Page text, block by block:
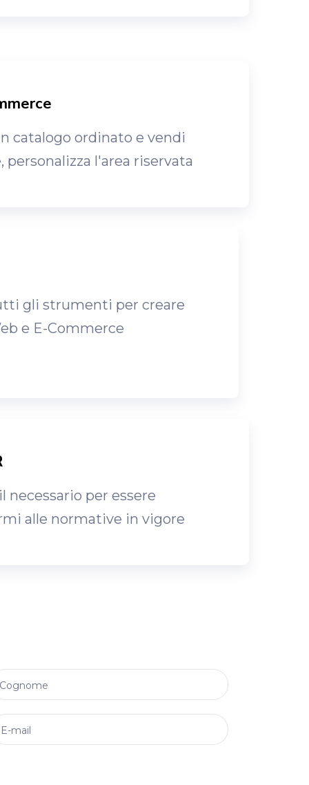
catalogo ordinato e vendi
personalizza l'area riservata
gli strumenti per creare
e E-Commerce
necessario per essere
alle normative in vigore